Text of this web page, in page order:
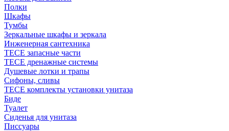
Полки
Шкафы
Тумбы
Зеркальные шкафы и зеркала
Инженерная сантехника
TECE запасные части
TECE дренажные системы
Душевые лотки и трапы
Сифоны, сливы
TECE комплекты установки унитаза
Биде
Туалет
Сиденья для унитаза
Писсуары